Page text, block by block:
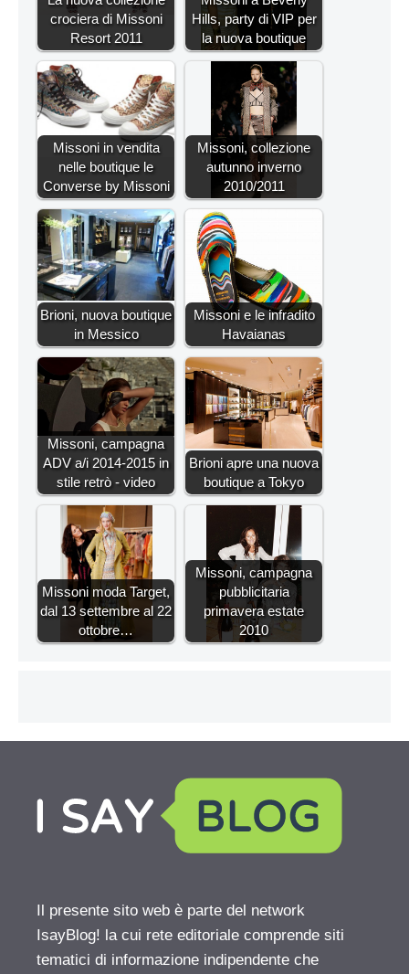
crociera di Missoni
Resort 2011
Hills, party di VIP per
la nuova boutique
Missoni in vendita
nelle boutique le
Converse by Missoni
Missoni, collezione
autunno inverno
2010/2011
Brioni, nuova boutique
in Messico
Missoni e le infradito
Havaianas
Missoni, campagna
ADV a/i 2014-2015 in
stile retrò - video
Brioni apre una nuova
boutique a Tokyo
Missoni moda Target,
dal 13 settembre al 22
ottobre…
Missoni, campagna
pubblicitaria
primavera estate
2010
Il presente sito web è parte del network
IsayBlog! la cui rete editoriale comprende siti
tematici di informazione indipendente che